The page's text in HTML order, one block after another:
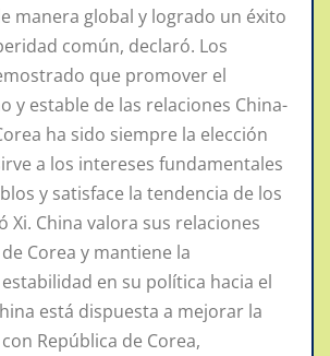
manera global y logrado un éxito
común, declaró. Los
que promover el
y estable de las relaciones China-
ha sido siempre la elección
a los intereses fundamentales
y satisface la tendencia de los
Xi. China valora sus relaciones
Corea y mantiene la
en su política hacia el
está dispuesta a mejorar la
República de Corea,